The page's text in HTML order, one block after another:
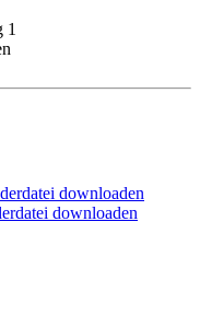
1
downloaden
downloaden